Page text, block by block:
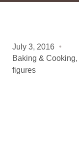
July 3, 2016
Baking & Cooking,
figures